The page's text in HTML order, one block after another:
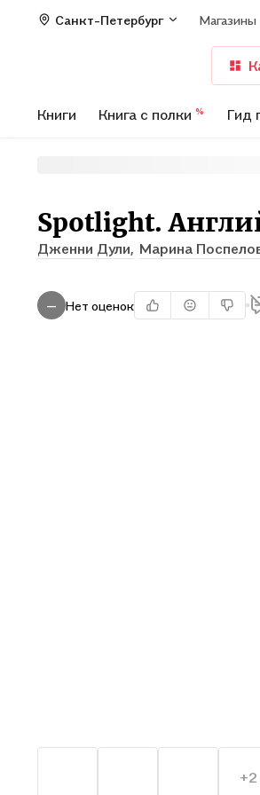
Санкт-Петербург Магазины
Книги Книга с полки % Гид
Spotlight.
Дженни Дули, Марина
— Нет оценок
+2